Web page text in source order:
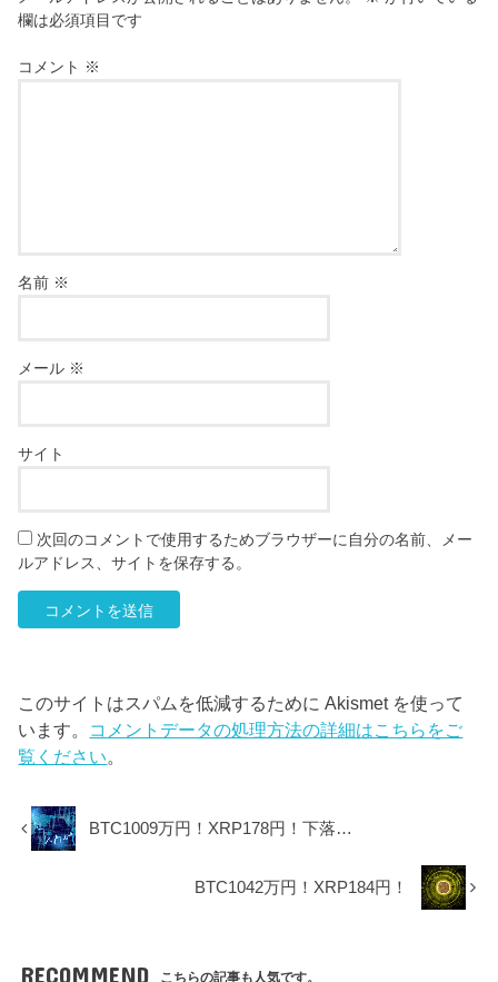
欄は必須項目です
コメント ※
名前 ※
メール ※
サイト
次回のコメントで使用するためブラウザーに自分の名前、メー
ルアドレス、サイトを保存する。
このサイトはスパムを低減するために Akismet を使って
います。 コメントデータの処理方法の詳細はこちらをご
覧ください。
BTC1009万円！XRP178円！下落…
BTC1042万円！XRP184円！
RECOMMEND こちらの記事も人気です。